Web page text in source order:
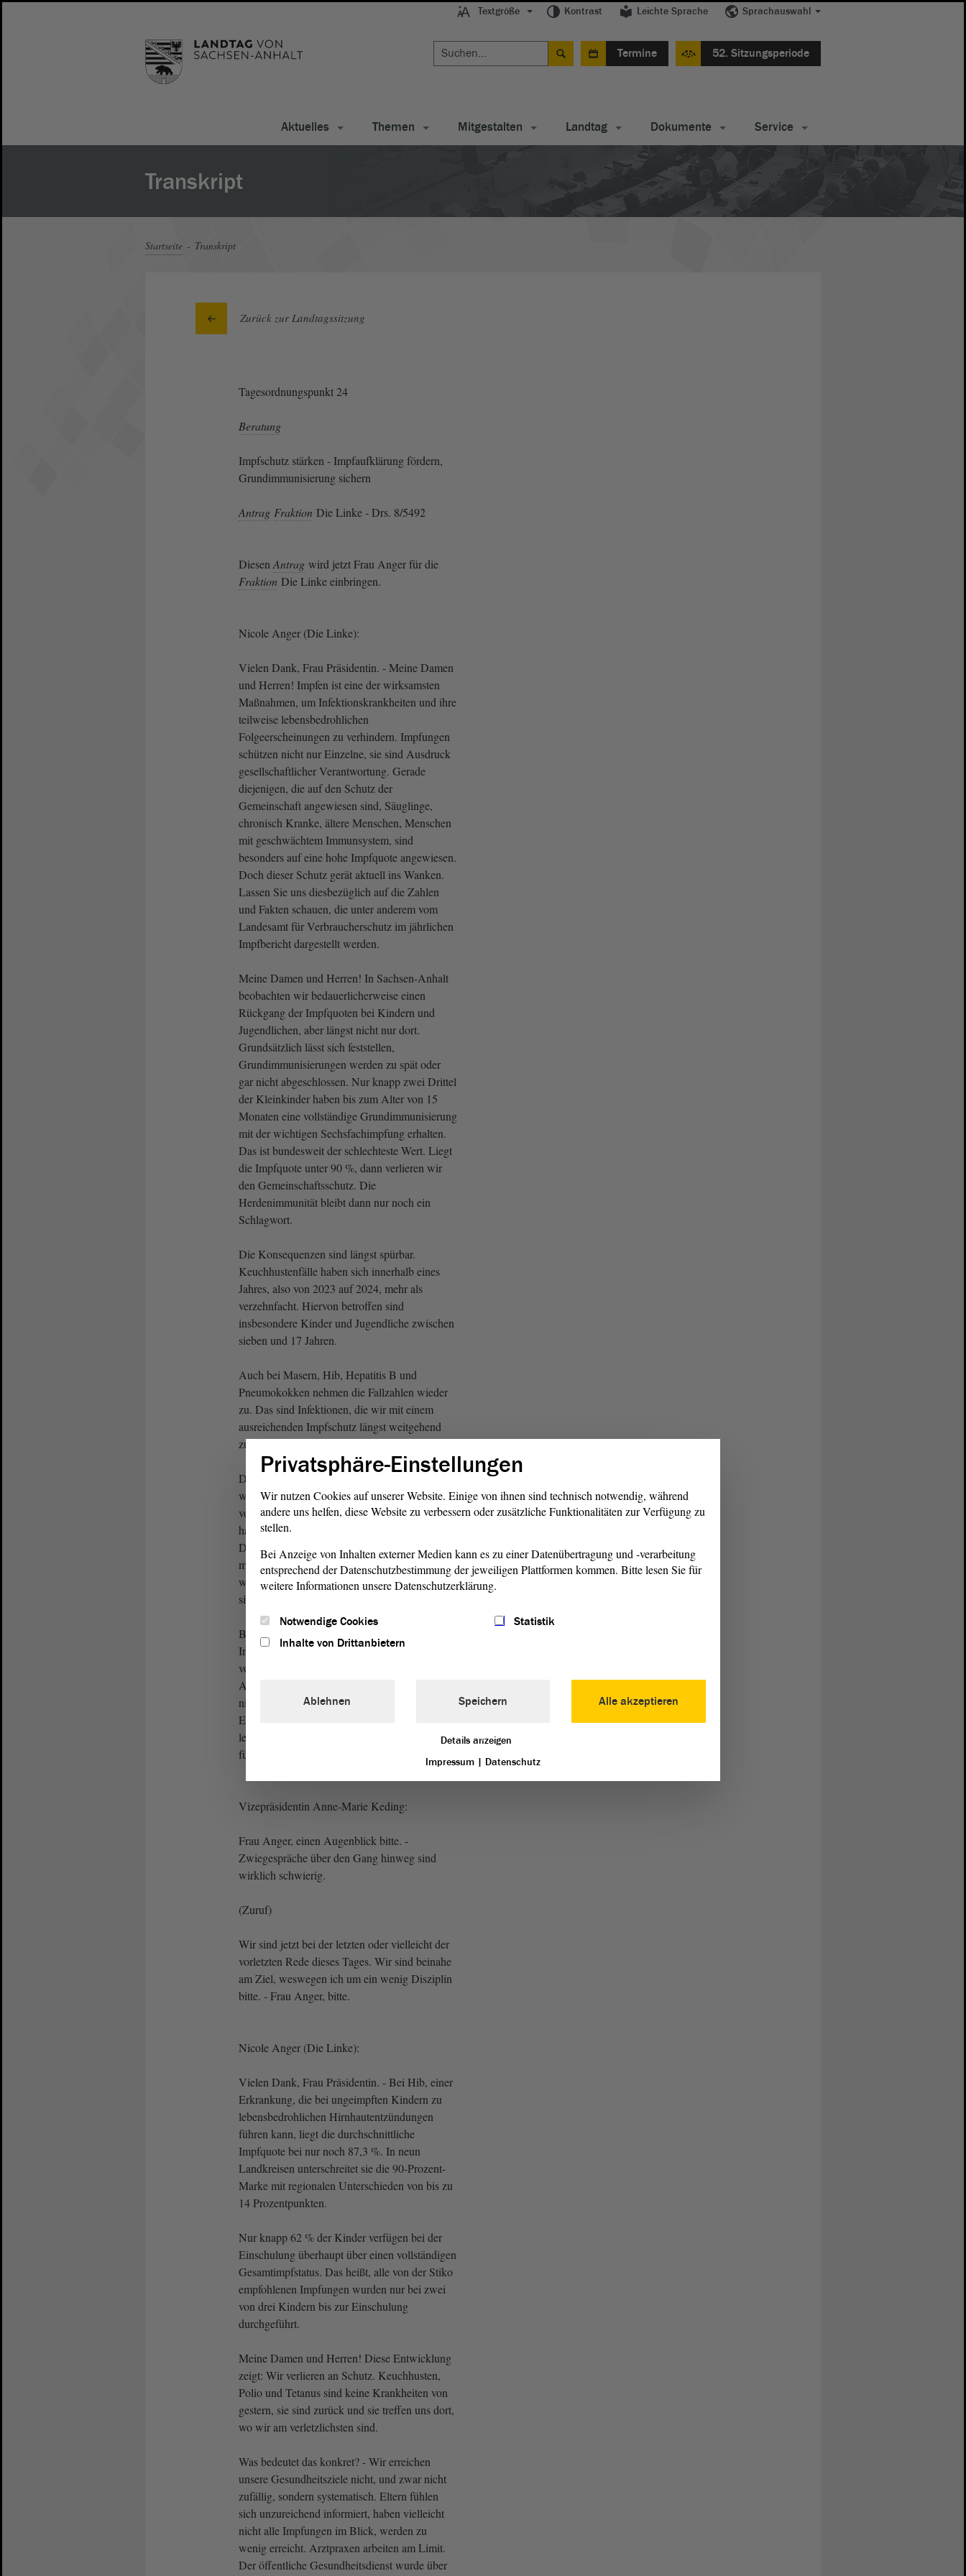
Textgröße Kontrast Leichte Sprache Sprachauswahl
Termine 52. Sitzungsperiode
Aktuelles Themen Mitgestalten Landtag Dokumente Service
Transkript
Startseite Transkript
Zurück zur Landtagssitzung
Tagesordnungspunkt 24
Beratung
Impfschutz stärken - Impfaufklärung fördern,
Grundimmunisierung sichern
Antrag Fraktion Die Linke - Drs. 8/5492
Diesen Antrag wird jetzt Frau Anger für die
Fraktion Die Linke einbringen.
Nicole Anger (Die Linke):
Vielen Dank, Frau Präsidentin. - Meine Damen
und Herren! Impfen ist eine der wirksamsten
Maßnahmen, um Infektionskrankheiten und ihre
teilweise lebensbedrohlichen
Folgeerscheinungen zu verhindern. Impfungen
schützen nicht nur Einzelne, sie sind Ausdruck
gesellschaftlicher Verantwortung. Gerade
diejenigen, die auf den Schutz der
Gemeinschaft angewiesen sind, Säuglinge,
chronisch Kranke, ältere Menschen, Menschen
mit geschwächtem Immunsystem, sind
besonders auf eine hohe Impfquote angewiesen.
Doch dieser Schutz gerät aktuell ins Wanken.
Lassen Sie uns diesbezüglich auf die Zahlen
und Fakten schauen, die unter anderem vom
Landesamt für Verbraucherschutz im jährlichen
Impfbericht dargestellt werden.
Meine Damen und Herren! In Sachsen-Anhalt
beobachten wir bedauerlicherweise einen
Rückgang der Impfquoten bei Kindern und
Jugendlichen, aber längst nicht nur dort.
Grundsätzlich lässt sich feststellen,
Grundimmunisierungen werden zu spät oder
gar nicht abgeschlossen. Nur knapp zwei Drittel
der Kleinkinder haben bis zum Alter von 15
Monaten eine vollständige Grundimmunisierung
mit der wichtigen Sechsfachimpfung erhalten.
Das ist bundesweit der schlechteste Wert. Liegt
die Impfquote unter 90 %, dann verlieren wir
den Gemeinschaftsschutz. Die
Herdenimmunität bleibt dann nur noch ein
Schlagwort.
Die Konsequenzen sind längst spürbar.
Keuchhustenfälle haben sich innerhalb eines
Jahres, also von 2023 auf 2024, mehr als
verzehnfacht. Hiervon betroffen sind
insbesondere Kinder und Jugendliche zwischen
sieben und 17 Jahren.
Auch bei Masern, Hib, Hepatitis B und
Pneumokokken nehmen die Fallzahlen wieder
zu. Das sind Infektionen, die wir mit einem
ausreichenden Impfschutz längst weitgehend
zurückgedrängt hatten.
Die aktuellen Einschulungszahlen belegen
weiterhin, dass nur 88,4 % der Kinder eine
vollständige Grundimmunisierung gegen Polio
haben. Acht Landkreise liegen unter 90 %.
Dabei gilt laut WHO eine Impfquote von
mindestens 95 % als notwendig, um einen
wirksamen Schutz der Bevölkerung
sicherzustellen.
Bei Diphtherie und Tetanus hat sich die
Impfquote ebenfalls verschlechtert, und zwar
von ehemals 96 % auf nur noch 89,9 %. Der
Altmarkkreis Salzwedel weist mit 84,2 % die
niedrigste Quote im Land auf. Bei Hib, einer
Erkrankung, die bei ungeimpften Kindern zu
lebensbedrohlichen Hirnhautentzündungen
führen kann
Vizepräsidentin Anne-Marie Keding:
Frau Anger, einen Augenblick bitte. -
Zwiegespräche über den Gang hinweg sind
wirklich schwierig.
(Zuruf)
Wir sind jetzt bei der letzten oder vielleicht der
vorletzten Rede dieses Tages. Wir sind beinahe
am Ziel, weswegen ich um ein wenig Disziplin
bitte. - Frau Anger, bitte.
Nicole Anger (Die Linke):
Vielen Dank, Frau Präsidentin. - Bei Hib, einer
Erkrankung, die bei ungeimpften Kindern zu
lebensbedrohlichen Hirnhautentzündungen
führen kann, liegt die durchschnittliche
Impfquote bei nur noch 87,3 %. In neun
Landkreisen unterschreitet sie die 90-Prozent-
Marke mit regionalen Unterschieden von bis zu
14 Prozentpunkten.
Nur knapp 62 % der Kinder verfügen bei der
Einschulung überhaupt über einen vollständigen
Gesamtimpfstatus. Das heißt, alle von der Stiko
empfohlenen Impfungen wurden nur bei zwei
von drei Kindern bis zur Einschulung
durchgeführt.
Meine Damen und Herren! Diese Entwicklung
zeigt: Wir verlieren an Schutz. Keuchhusten,
Polio und Tetanus sind keine Krankheiten von
gestern, sie sind zurück und sie treffen uns dort,
wo wir am verletzlichsten sind.
Was bedeutet das konkret? - Wir erreichen
unsere Gesundheitsziele nicht, und zwar nicht
zufällig, sondern systematisch. Eltern fühlen
sich unzureichend informiert, haben vielleicht
nicht alle Impfungen im Blick, werden zu
wenig erreicht. Arztpraxen arbeiten am Limit.
Der öffentliche Gesundheitsdienst wurde über
Privatsphäre-Einstellungen
Wir nutzen Cookies auf unserer Website. Einige von ihnen sind technisch notwendig, während
andere uns helfen, diese Website zu verbessern oder zusätzliche Funktionalitäten zur Verfügung zu
stellen.
Bei Anzeige von Inhalten externer Medien kann es zu einer Datenübertragung und -verarbeitung
entsprechend der Datenschutzbestimmung der jeweiligen Plattformen kommen. Bitte lesen Sie für
weitere Informationen unsere Datenschutzerklärung.
Notwendige Cookies
Statistik
Inhalte von Drittanbietern
Alle akzeptieren
Ablehnen Speichern
Details anzeigen
Impressum | Datenschutz